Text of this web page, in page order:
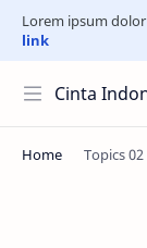
Lorem ipsum
link
Cinta